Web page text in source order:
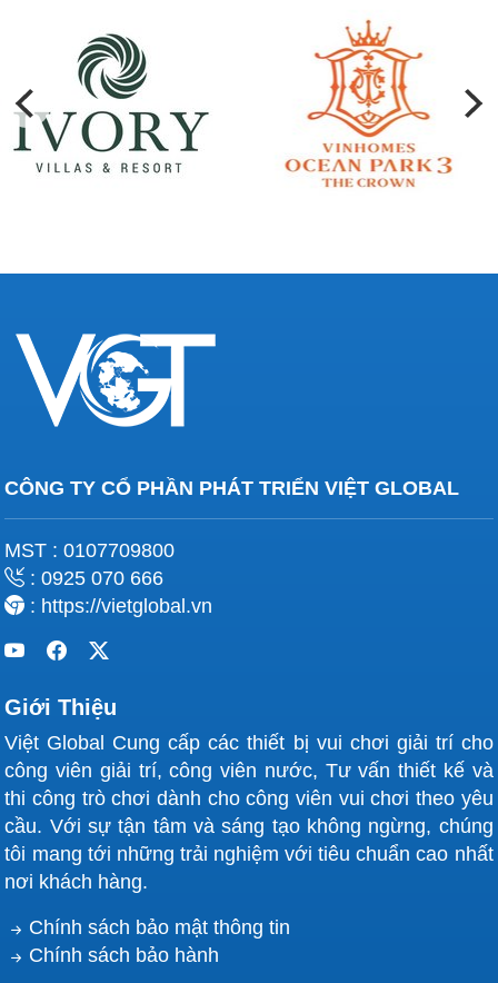
CÔNG TY CỔ PHẦN PHÁT TRIỂN VIỆT GLOBAL
MST : 0107709800
: 0925 070 666
: https://vietglobal.vn
Giới Thiệu
Việt Global Cung cấp các thiết bị vui chơi giải trí cho
công viên giải trí, công viên nước, Tư vấn thiết kế và
thi công trò chơi dành cho công viên vui chơi theo yêu
cầu. Với sự tận tâm và sáng tạo không ngừng, chúng
tôi mang tới những trải nghiệm với tiêu chuẩn cao nhất
nơi khách hàng.
Chính sách bảo mật thông tin
Chính sách bảo hành